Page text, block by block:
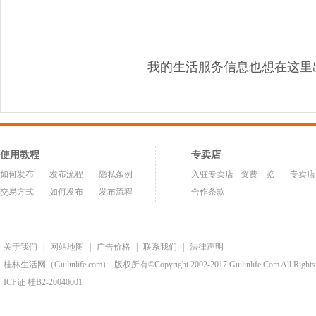
我的生活服务信息也想在这里
使用教程
如何发布 发布流程
隐私条例
交易方式
如何发布 发布流程
专卖店
入驻专卖店 资费一览
专卖
合作条款
关于我们 网站地图 广告价格 联系我们
法律声明
桂林生活网（Guilinlife.com）
版权所有©Copyright 2002-2017 Guilinlife.Com All Rights
ICP证 桂B2-20040001